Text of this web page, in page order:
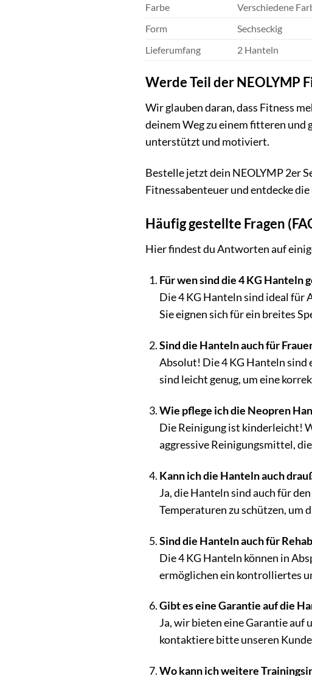
Farbe
Verschiedene
Form
Sechseckig
Lieferumfang
2 Hanteln
Werde Teil der NEOLYMP
Wir glauben daran, dass Fitness
deinem Weg zu einem fitteren und
unterstützt und motiviert.
Bestelle jetzt dein NEOLYMP 2er
Fitnessabenteuer und entdecke
Häufig gestellte Fragen
Hier findest du Antworten auf
Für wen sind die 4 KG Hanteln
Die 4 KG Hanteln sind ideal
Sie eignen sich für ein breites
Sind die Hanteln auch für
Absolut! Die 4 KG Hanteln sind
sind leicht genug, um eine
Wie pflege ich die Neopren
Die Reinigung ist kinderleicht!
aggressive Reinigungsmittel,
Kann ich die Hanteln auch
Ja, die Hanteln sind auch für
Temperaturen zu schützen, um
Sind die Hanteln auch für
Die 4 KG Hanteln können in
ermöglichen ein kontrolliertes
Gibt es eine Garantie auf die
Ja, wir bieten eine Garantie auf
kontaktiere bitte unseren
Wo kann ich weitere